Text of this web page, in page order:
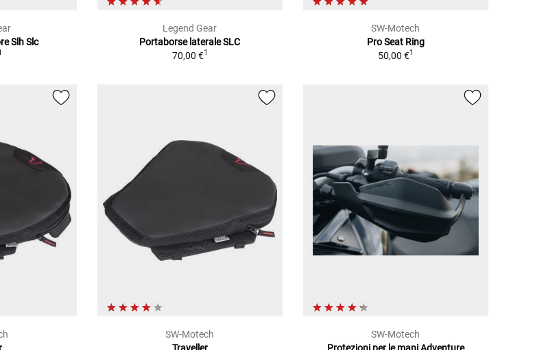
Slh Slc
Legend Gear
Portaborse laterale SLC
70,00 €1
SW-Motech
Pro Seat Ring
50,00 €1
SW-Motech
SW-Motech